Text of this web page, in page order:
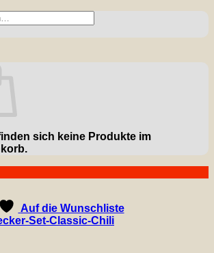
sich keine Produkte im
Auf die Wunschliste